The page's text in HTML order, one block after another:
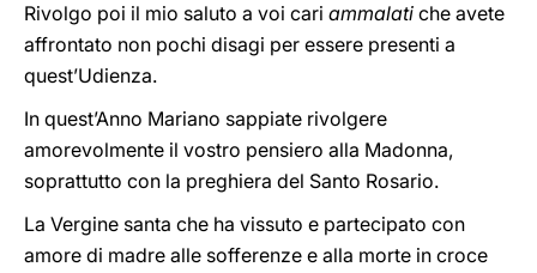
Rivolgo poi il mio saluto a voi cari ammalati che avete
affrontato non pochi disagi per essere presenti a
quest’Udienza.
In quest’Anno Mariano sappiate rivolgere
amorevolmente il vostro pensiero alla Madonna,
soprattutto con la preghiera del Santo Rosario.
La Vergine santa che ha vissuto e partecipato con
amore di madre alle sofferenze e alla morte in croce